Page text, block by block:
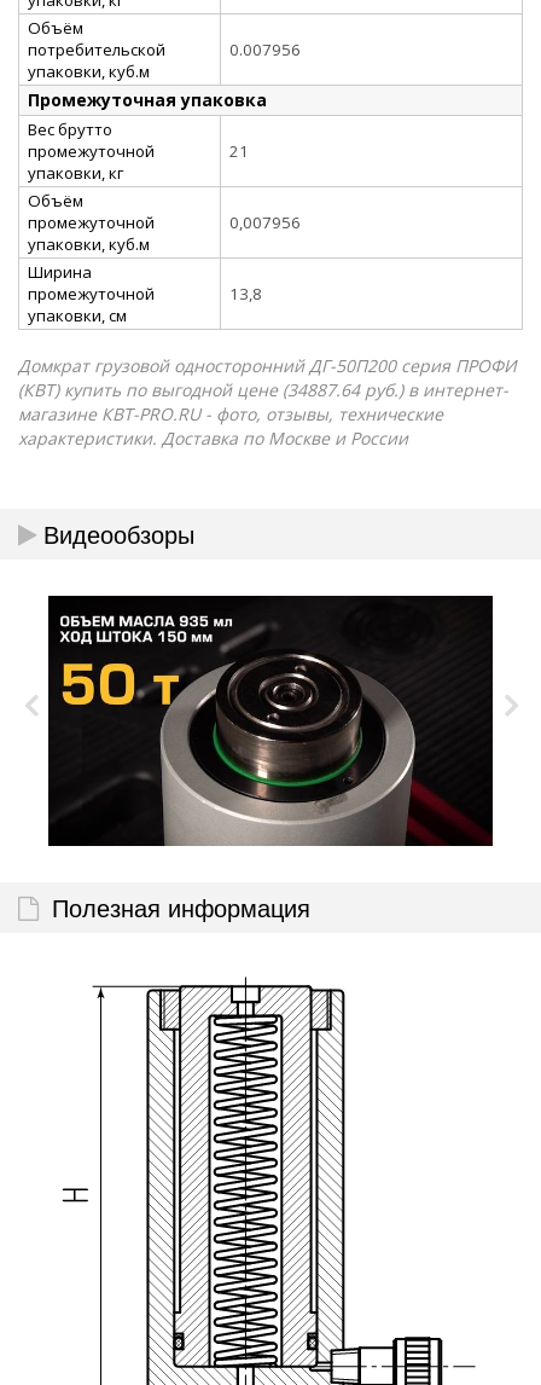
Объём
потребительской
упаковки, куб.м
0.007956
Промежуточная упаковка
Вес брутто
промежуточной
упаковки, кг
21
Объём
промежуточной
упаковки, куб.м
0,007956
Ширина
промежуточной
упаковки, см
13,8
Домкрат грузовой односторонний ДГ-50П200 серия ПРОФИ
(КВТ) купить по выгодной цене (34887.64 руб.) в интернет-
магазине КВТ-PRO.RU - фото, отзывы, технические
характеристики. Доставка по Москве и России
Видеообзоры
Полезная информация